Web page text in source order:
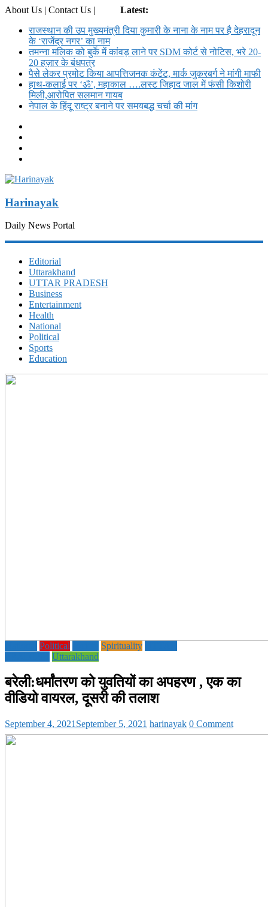
About Us | Contact Us |
Latest:
राजस्थान की उप मुख्यमंत्री दिया कुमारी के नाना के नाम पर है देहरादून
के ‘राजेंद्र नगर’ का नाम
तमन्ना मलिक को बुर्के में कांवड़ लाने पर SDM कोर्ट से नोट‍िस, भरे 20-
20 हज़ार के बंधपत्र
पैसे लेकर प्रमोट क‍िया आपत्तिजनक कंटेंट, मार्क जुकरबर्ग ने मांगी माफी
हाथ-कलाई पर ‘ॐ’, महाकाल ….लस्ट जिहाद जाल में फंसी किशोरी
मिली,आरोपित सलमान गायब
नेपाल के हिंदू राष्ट्र बनाने पर समयबद्ध चर्चा की मांग
Harinayak
Daily News Portal
Editorial
Uttarakhand
UTTAR PRADESH
Business
Entertainment
Health
National
Political
Sports
Education
Political Spirituality
Uttarakhand
बरेली:धर्मांतरण को युवतियों का अपहरण , एक का
वीडियो वायरल, दूसरी की तलाश
September 4, 2021 September 5, 2021 harinayak 0 Comment